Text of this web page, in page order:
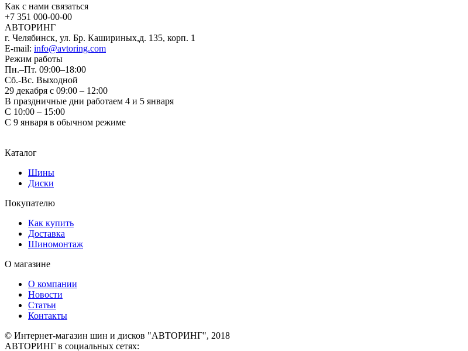
Как с нами связаться
+7 351 000-00-00
АВТОРИНГ
г. Челябинск, ул. Бр. Кашириных,д. 135, корп. 1
E-mail: info@avtoring.com
Режим работы
Пн.–Пт. 09:00–18:00
Сб.-Вс. Выходной
29 декабря с 09:00 – 12:00
В праздничные дни работаем 4 и 5 января
С 10:00 – 15:00
С 9 января в обычном режиме
Каталог
Шины
Диски
Покупателю
Как купить
Доставка
Шиномонтаж
О магазине
О компании
Новости
Статьи
Контакты
© Интернет-магазин шин и дисков "АВТОРИНГ", 2018
АВТОРИНГ в социальных сетях: